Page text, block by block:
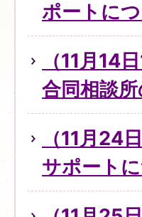
ポートに
（11月14
合同相談
（11月24
サポート